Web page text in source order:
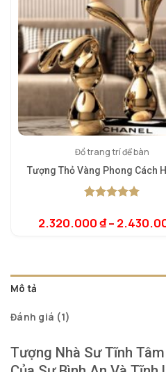
Đồ trang trí để bàn
Tượng Thỏ Vàng Phong Cách
dựa trên
đánh giá
2.320.000₫–
Mô tả
Đánh giá (1)
Tượng Nhà Sư Tĩnh